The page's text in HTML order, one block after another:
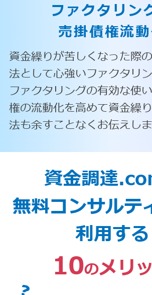
ファクタリン
売掛債権流
資金繰りが苦しくなった際
法として心強いファクタリ
ファクタリングの有効な使
権の流動化を高めて資金繰
法も余すことなくお伝えしま
資金調達
無料コンサルテ
利用する
10のメリ